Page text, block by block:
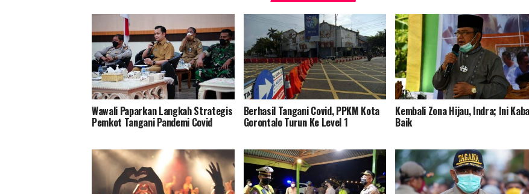
Wawali Paparkan Langkah Strategis
Pemkot Tangani Pandemi Covid
Berhasil Tangani Covid, PPKM Kota
Gorontalo Turun Ke Level 1
Kembali Zona Hijau, Indra; Ini
Baik